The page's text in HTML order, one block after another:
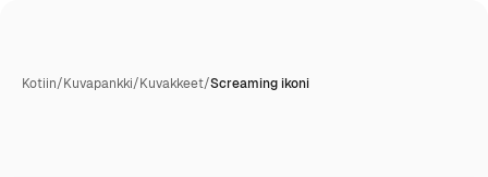
Kotiin/Kuvapankki/Kuvakkeet/Screaming ikoni